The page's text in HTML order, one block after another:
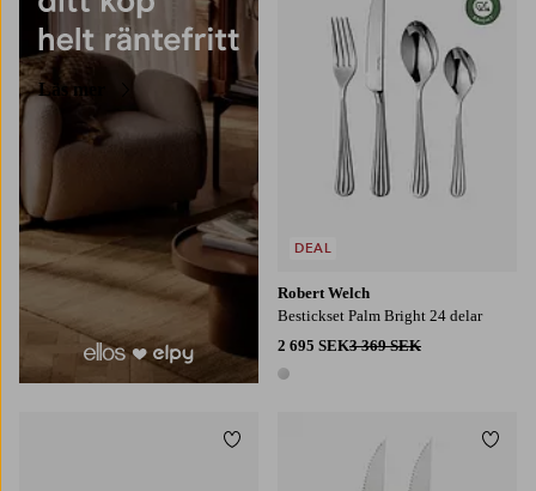
Läs mer
Robert Welch
Bestickset Palm Bright 24 delar
2 695 SEK3 369 SEK
1 färg
DEAL
Lägg till i favoriter